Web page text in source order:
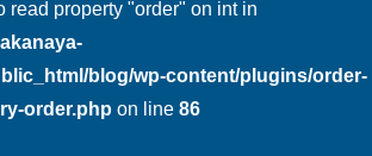
read property "order" on int in
blog/wp-content/plugins/order-
order.php on line 86